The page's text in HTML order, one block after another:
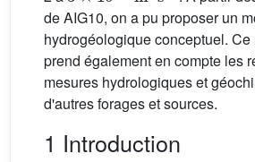
de AIG10, on a pu proposer un
hydrogéologique conceptuel. Ce
prend également en compte les
mesures hydrologiques et
d'autres forages et sources.
1 Introduction